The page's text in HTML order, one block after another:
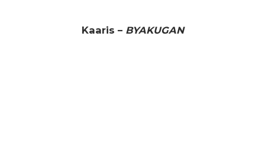
Kaaris – BYAKUGAN